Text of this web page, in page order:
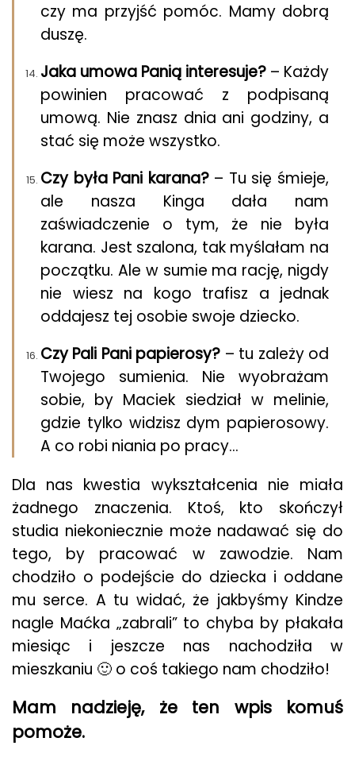
czy ma przyjść pomóc. Mamy dobrą
duszę.
Jaka umowa Panią interesuje? – Każdy
powinien pracować z podpisaną
umową. Nie znasz dnia ani godziny, a
stać się może wszystko.
Czy była Pani karana?– Tu się śmieje,
ale nasza Kinga dała nam
zaświadczenie o tym, że nie była
karana. Jest szalona, tak myślałam na
początku. Ale w sumie ma rację, nigdy
nie wiesz na kogo trafisz a jednak
oddajesz tej osobie swoje dziecko.
Czy Pali Pani papierosy? – tu zależy od
Twojego sumienia. Nie wyobrażam
sobie, by Maciek siedział w melinie,
gdzie tylko widzisz dym papierosowy.
A co robi niania po pracy…
Dla nas kwestia wykształcenia nie miała
żadnego znaczenia. Ktoś, kto skończył
studia niekoniecznie może nadawać się do
tego, by pracować w zawodzie. Nam
chodziło o podejście do dziecka i oddane
mu serce. A tu widać, że jakbyśmy Kindze
nagle Maćka „zabrali” to chyba by płakała
miesiąc i jeszcze nas nachodziła w
mieszkaniu 🙂 o coś takiego nam chodziło!
Mam nadzieję, że ten wpis komuś
pomoże.